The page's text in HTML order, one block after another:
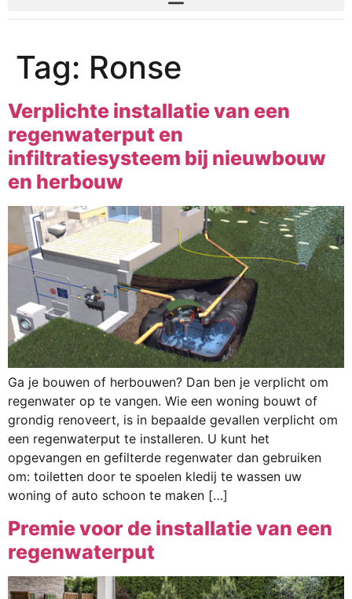
Tag: Ronse
Verplichte installatie van een
regenwaterput en
infiltratiesysteem bij nieuwbouw
en herbouw
Ga je bouwen of herbouwen? Dan ben je verplicht om
regenwater op te vangen. Wie een woning bouwt of
grondig renoveert, is in bepaalde gevallen verplicht om
een regenwaterput te installeren. U kunt het
opgevangen en gefilterde regenwater dan gebruiken
om: toiletten door te spoelen kledij te wassen uw
woning of auto schoon te maken […]
Premie voor de installatie van een
regenwaterput